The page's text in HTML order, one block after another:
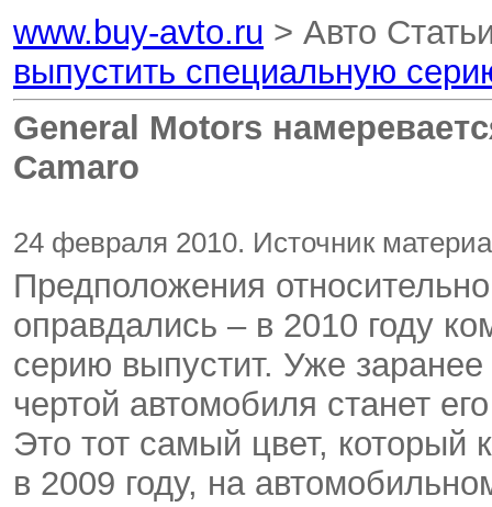
www.buy-avto.ru > Авто
выпустить специальную
General Motors
Camaro
24 февраля 2010. Источник
Предположения
оправдались – в 2010 году
серию выпустит. Уже
чертой автомобиля станет
Это тот самый цвет, который
в 2009 году, на